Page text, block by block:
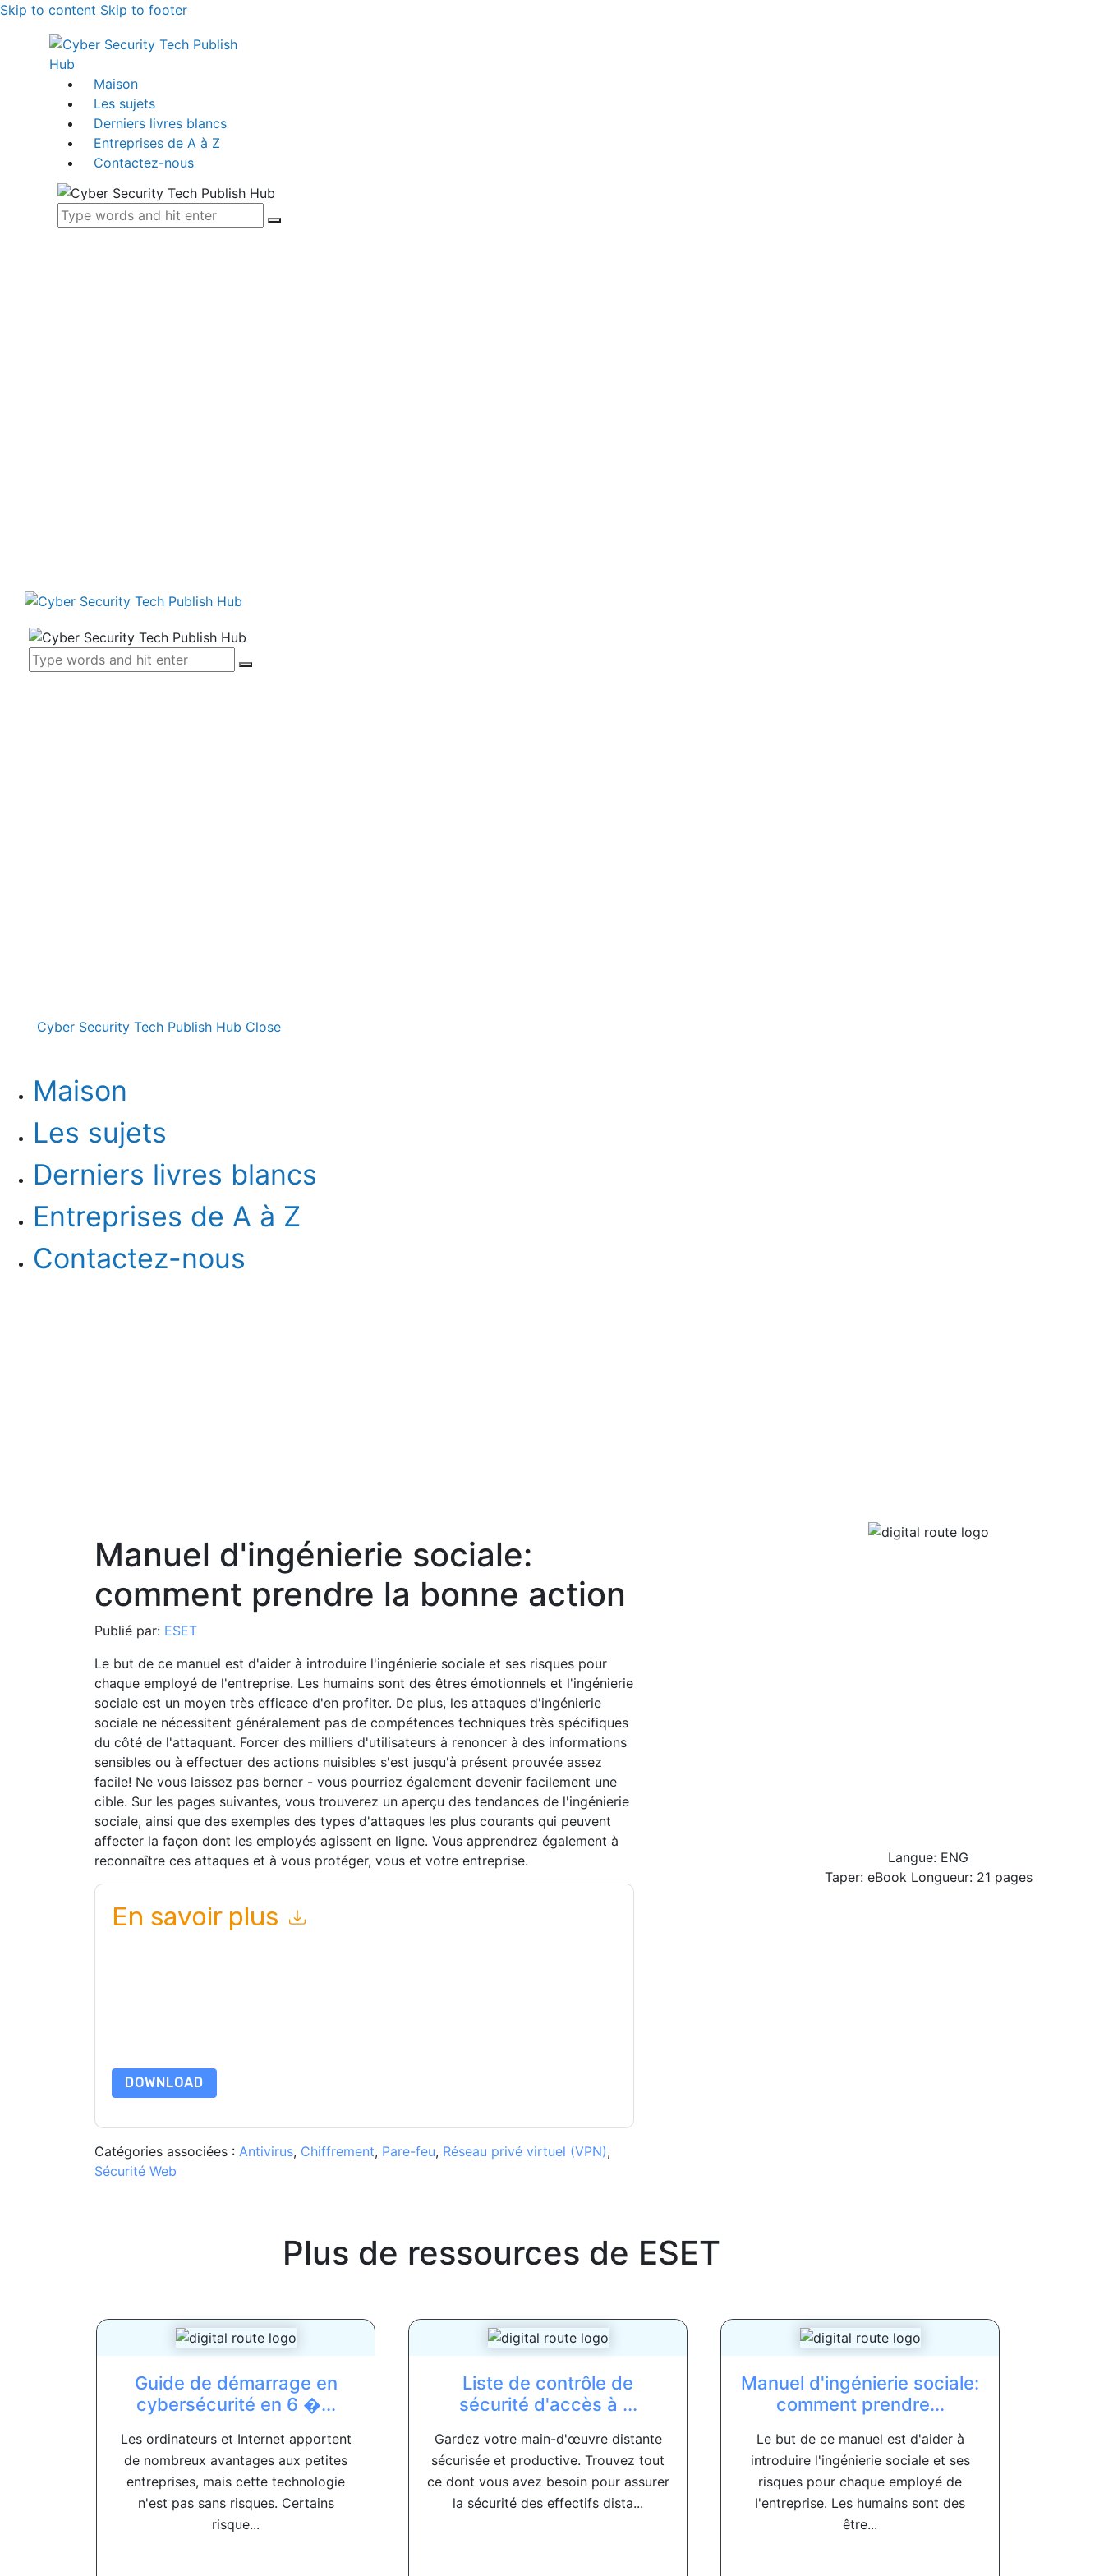
Skip to content Skip to footer
Maison
Les sujets
Derniers livres blancs
Entreprises de A à Z
Contactez-nous
Cyber Security Tech Publish Hub Close
Maison
Les sujets
Derniers livres blancs
Entreprises de A à Z
Contactez-nous
Manuel d'ingénierie sociale:
comment prendre la bonne action
Publié par: ESET
Le but de ce manuel est d'aider à introduire l'ingénierie sociale et ses risques pour
chaque employé de l'entreprise. Les humains sont des êtres émotionnels et l'ingénierie
sociale est un moyen très efficace d'en profiter. De plus, les attaques d'ingénierie
sociale ne nécessitent généralement pas de compétences techniques très spécifiques
du côté de l'attaquant. Forcer des milliers d'utilisateurs à renoncer à des informations
sensibles ou à effectuer des actions nuisibles s'est jusqu'à présent prouvée assez
facile! Ne vous laissez pas berner - vous pourriez également devenir facilement une
cible. Sur les pages suivantes, vous trouverez un aperçu des tendances de l'ingénierie
sociale, ainsi que des exemples des types d'attaques les plus courants qui peuvent
affecter la façon dont les employés agissent en ligne. Vous apprendrez également à
reconnaître ces attaques et à vous protéger, vous et votre entreprise.
En savoir plus
DOWNLOAD
Catégories associées : Antivirus, Chiffrement, Pare-feu, Réseau privé virtuel (VPN),
Sécurité Web
Langue: ENG
Taper: eBook Longueur: 21 pages
Plus de ressources de ESET
Guide de démarrage en
cybersécurité en 6 �...
Les ordinateurs et Internet apportent
de nombreux avantages aux petites
entreprises, mais cette technologie
n'est pas sans risques. Certains
risque...
Liste de contrôle de
sécurité d'accès à ...
Gardez votre main-d'œuvre distante
sécurisée et productive. Trouvez tout
ce dont vous avez besoin pour assurer
la sécurité des effectifs dista...
Manuel d'ingénierie sociale:
comment prendre...
Le but de ce manuel est d'aider à
introduire l'ingénierie sociale et ses
risques pour chaque employé de
l'entreprise. Les humains sont des
être...